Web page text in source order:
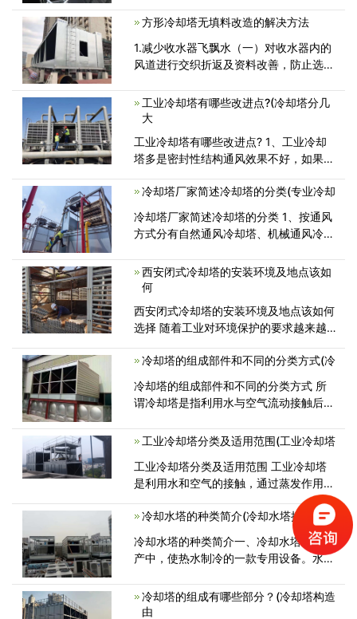
策是什么?今天，冷却塔维修厂家会给你
方形冷却塔无填料改造的解决方法
1.减少收水器飞飘水（一）对收水器内的
风道进行交织折返及资料改善，防止选用
少了上喷水穿过收水器的量。（二）调整
改动雾化设备的喷发方向和视点，减少上
工业冷却塔有哪些改进点?(冷却塔分几
大
工业冷却塔有哪些改进点? 1、工业冷却
塔多是密封性结构通风效果不好，如果后
冷却塔厂家简述冷却塔的分类(专业冷却
冷却塔厂家简述冷却塔的分类 1、按通风
方式分有自然通风冷却塔、机械通风冷却
西安闭式冷却塔的安装环境及地点该如
何
西安闭式冷却塔的安装环境及地点该如何
选择 随着工业对环境保护的要求越来越
冷却塔的组成部件和不同的分类方式(冷
冷却塔的组成部件和不同的分类方式 所
谓冷却塔是指利用水与空气流动接触后进
工业冷却塔分类及适用范围(工业冷却塔
工业冷却塔分类及适用范围 工业冷却塔
是利用水和空气的接触，通过蒸发作用来
散去工业上或制冷空调中产生的废
冷却水塔的种类简介(冷却水塔接口接线
冷却水塔的种类简介一、冷却水塔工业生
产中，使热水制冷的一款专用设备。水被
冷却塔的组成有哪些部分？(冷却塔构造
由